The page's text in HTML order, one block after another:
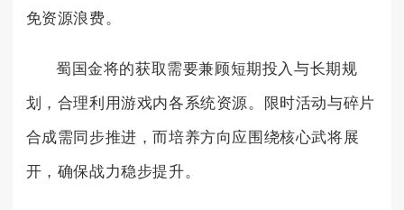
免资源浪费。
蜀国金将的获取需要兼顾短期投入与长期规
划，合理利用游戏内各系统资源。限时活动与碎片
合成需同步推进，而培养方向应围绕核心武将展
开，确保战力稳步提升。